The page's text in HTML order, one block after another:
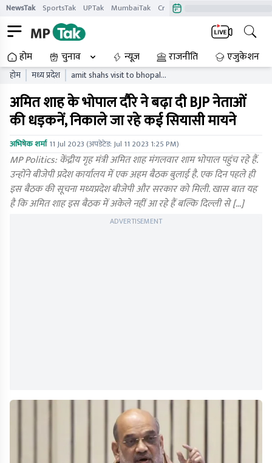
NewsTak SportsTak UPTak MumbaiTak CrimeTak
होम चुनाव न्यूज़ राजनीति एजुकेशन
होम मध्य प्रदेश
amit shahs visit to bhopal
bjp leaders many political
meanings are being
extracted
अमित शाह के भोपाल दौरे ने बढ़ा दी BJP नेताओं
की धड़कनें, निकाले जा रहे कई सियासी मायने
अभिषेक शर्मा 11 Jul 2023(अपडेटेड:Jul 11 2023 1:25 PM)
MP Politics: केंद्रीय गृह मंत्री अमित शाह मंगलवार शाम भोपाल पहुंच रहे हैं.
उन्होंने बीजेपी प्रदेश कार्यालय में एक अहम बैठक बुलाई है. एक दिन पहले ही
इस बैठक की सूचना मध्यप्रदेश बीजेपी और सरकार को मिली. खास बात यह
है कि अमित शाह इस बैठक में अकेले नहीं आ रहे हैं बल्कि दिल्ली से […]
ADVERTISEMENT